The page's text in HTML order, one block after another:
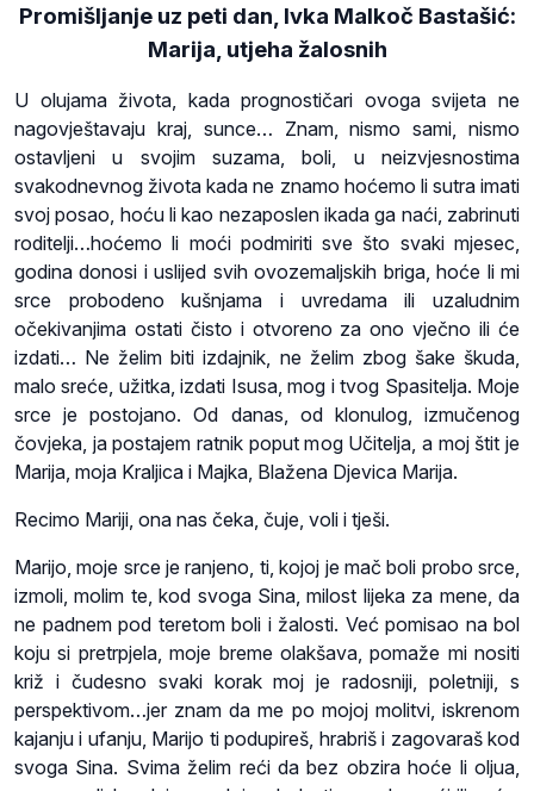
Promišljanje uz peti dan, Ivka Malkoč Bastašić:
Marija, utjeha žalosnih
U olujama života, kada prognostičari ovoga svijeta ne
nagovještavaju kraj, sunce… Znam, nismo sami, nismo
ostavljeni u svojim suzama, boli, u neizvjesnostima
svakodnevnog života kada ne znamo hoćemo li sutra imati
svoj posao, hoću li kao nezaposlen ikada ga naći, zabrinuti
roditelji…hoćemo li moći podmiriti sve što svaki mjesec,
godina donosi i uslijed svih ovozemaljskih briga, hoće li mi
srce probodeno kušnjama i uvredama ili uzaludnim
očekivanjima ostati čisto i otvoreno za ono vječno ili će
izdati… Ne želim biti izdajnik, ne želim zbog šake škuda,
malo sreće, užitka, izdati Isusa, mog i tvog Spasitelja. Moje
srce je postojano. Od danas, od klonulog, izmučenog
čovjeka, ja postajem ratnik poput mog Učitelja, a moj štit je
Marija, moja Kraljica i Majka, Blažena Djevica Marija.
Recimo Mariji, ona nas čeka, čuje, voli i tješi.
Marijo, moje srce je ranjeno, ti, kojoj je mač boli probo srce,
izmoli, molim te, kod svoga Sina, milost lijeka za mene, da
ne padnem pod teretom boli i žalosti. Već pomisao na bol
koju si pretrpjela, moje breme olakšava, pomaže mi nositi
križ i čudesno svaki korak moj je radosniji, poletniji, s
perspektivom…jer znam da me po mojoj molitvi, iskrenom
kajanju i ufanju, Marijo ti podupireš, hrabriš i zagovaraš kod
svoga Sina. Svima želim reći da bez obzira hoće li oljua,